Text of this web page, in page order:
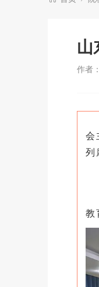
山
作者：
会
列
教